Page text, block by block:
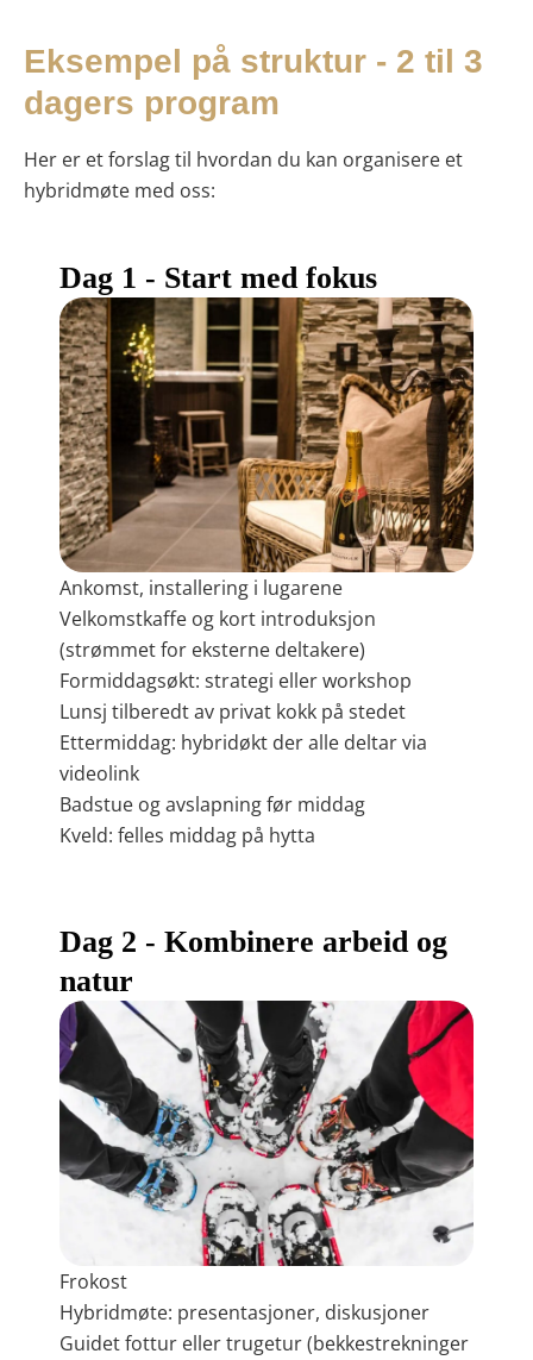
Eksempel på struktur - 2 til 3
dagers program
Her er et forslag til hvordan du kan organisere et
hybridmøte med oss:
Dag 1 - Start med fokus
Ankomst, installering i lugarene
Velkomstkaffe og kort introduksjon
(strømmet for eksterne deltakere)
Formiddagsøkt: strategi eller workshop
Lunsj tilberedt av privat kokk på stedet
Ettermiddag: hybridøkt der alle deltar via
videolink
Badstue og avslapning før middag
Kveld: felles middag på hytta
Dag 2 - Kombinere arbeid og
natur
Frokost
Hybridmøte: presentasjoner, diskusjoner
Guidet fottur eller trugetur (bekkestrekninger